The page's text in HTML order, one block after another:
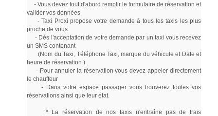
- Vous devez tout d'abord remplir le formulaire de réservation et
valider vos données
- Taxi Proxi propose votre demande à tous les taxis les plus
proche de vous
- Dés l'acceptation de votre demande par un taxi vous recevez
un SMS contenant
(Nom du Taxi, Téléphone Taxi, marque du véhicule et Date et
heure de réservation )
- Pour annuler la réservation vous devez appeler directement
le chauffeur
- Dans votre espace passager vous trouverez toutes vos
réservations ainsi que leur état.
* La réservation de nos taxis n'entraîne pas de frais